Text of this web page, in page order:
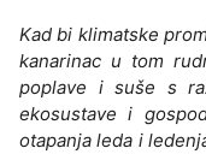
Kad bi klimatske
kanarinac u tom
poplave i suše s
ekosustave i
otapanja leda i